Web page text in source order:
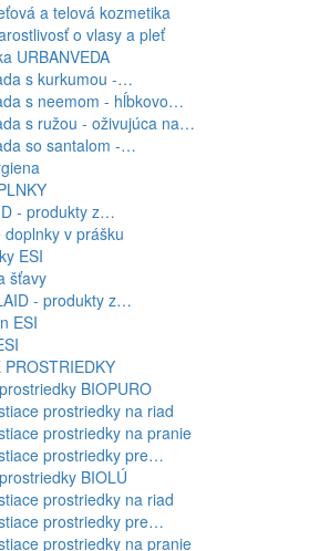
a telová kozmetika
o vlasy a pleť
URBANVEDA
s kurkumou -…
s neemom - hĺbkovo…
s ružou - oživujúca na…
so santalom -…
- produkty z…
doplnky v prášku
ESI
šťavy
- produkty z…
ESI
PROSTRIEDKY
BIOPURO
prostriedky na riad
prostriedky na pranie
prostriedky pre…
BIOLÚ
prostriedky na riad
prostriedky pre…
prostriedky na pranie